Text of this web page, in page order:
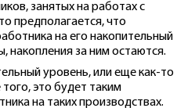
занятых на работах с
предполагается, что
на его накопительный
накопления за ним остаются.
уровень, или еще как-то
это будет таким
на таких производствах.